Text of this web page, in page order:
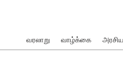
வரலாறு வாழ்க்கை